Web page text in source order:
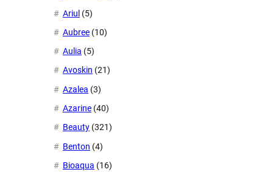
Ariul (5)
Aubree (10)
Aulia (5)
Avoskin (21)
Azalea (3)
Azarine (40)
Beauty (321)
Benton (4)
Bioaqua (16)